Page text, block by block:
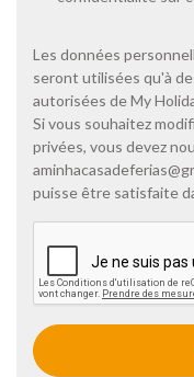
t
q
u
e
d
e
c
n
d
e
t
i
Les données
seront utilisées qu'à
autorisées de My
Si vous souhaitez
privées, vous devez
puisse être satisfaite
T
C
H
A